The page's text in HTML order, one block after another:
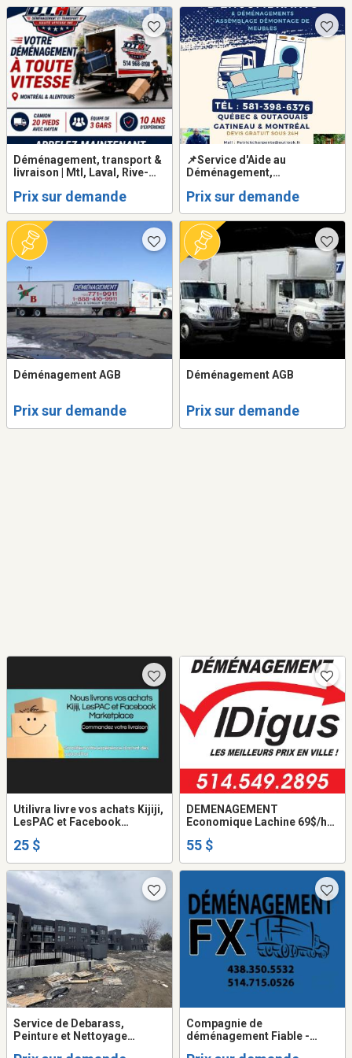
Déménagement, transport &
livraison | Mtl, Laval, Rive-
Prix sur demande
📌Service d'Aide au
Déménagement,
de Meubles | Pro & Équipé
Prix sur demande
Déménagement AGB
Prix sur demande
Déménagement AGB
Prix sur demande
Utilivra livre vos achats Kijiji,
LesPAC et Facebook
delivers your Kijiji, LesPAC
purchases
25 $
DEMENAGEMENT
Economique Lachine 69$/h
514-993-2895
55 $
Service de Debarass,
Peinture et Nettoyage
Compagnie de
déménagement Fiable -